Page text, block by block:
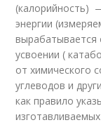
(калорийность)
энергии
вырабатывается
усвоении (
от химического
углеводов и
как правило